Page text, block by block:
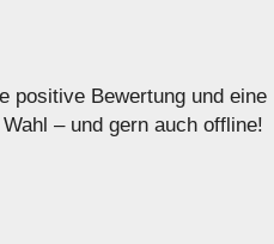
positive Bewertung und eine
– und gern auch offline!